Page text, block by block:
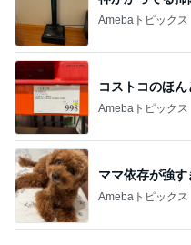
Amebaトピックス
ママ依存が強
Amebaトピックス
前震の時より
Amebaトピックス